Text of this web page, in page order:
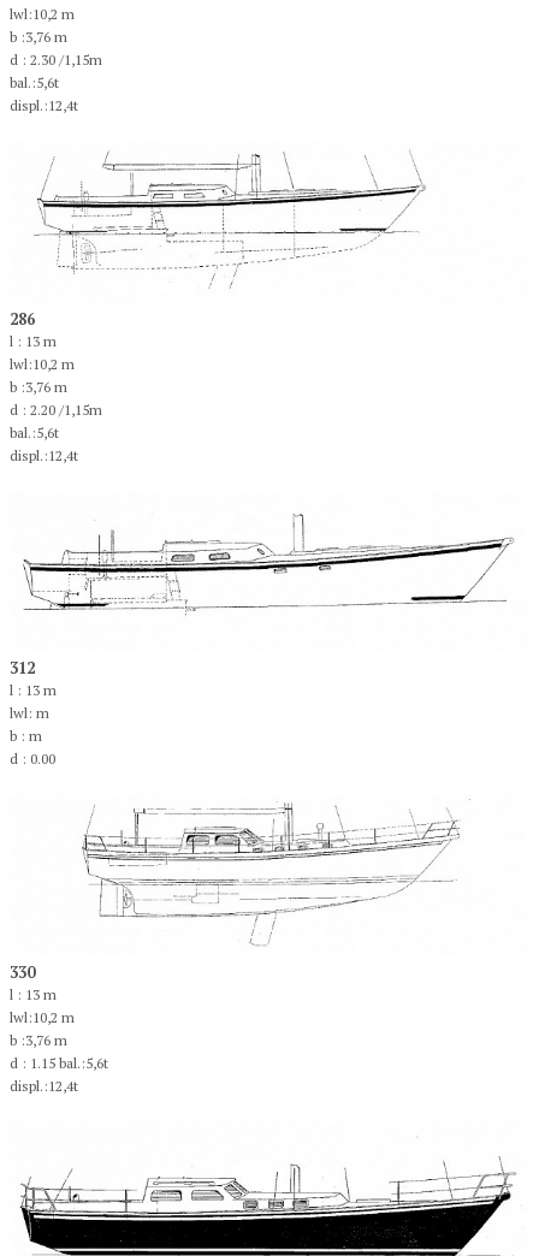
lwl:10,2 m
b :3,76 m
d : 2.30 /1,15m
bal.:5,6t
displ.:12,4t
286
l : 13 m
lwl:10,2 m
b :3,76 m
d : 2.20 /1,15m
bal.:5,6t
displ.:12,4t
312
l : 13 m
lwl: m
b : m
d : 0.00
330
l : 13 m
lwl:10,2 m
b :3,76 m
d : 1.15 bal.:5,6t
displ.:12,4t